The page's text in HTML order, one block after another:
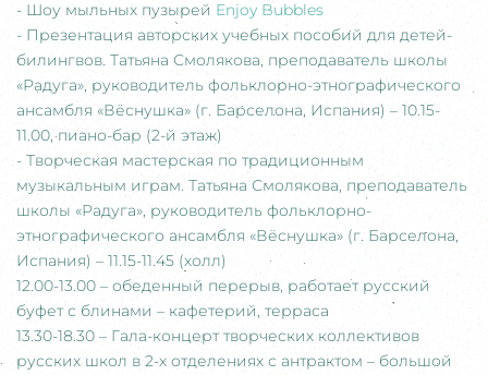
- Шоу мыльных пузырей Enjoy Bubbles
- Презентация авторских учебных пособий для детей-
билингвов. Татьяна Смолякова, преподаватель школы
«Радуга», руководитель фольклорно-этнографического
ансамбля «Вёснушка» (г. Барселона, Испания) – 10.15-
11.00, пиано-бар (2-й этаж)
- Творческая мастерская по традиционным
музыкальным играм. Татьяна Смолякова, преподаватель
школы «Радуга», руководитель фольклорно-
этнографического ансамбля «Вёснушка» (г. Барселона,
Испания) – 11.15-11.45 (холл)
12.00-13.00 – обеденный перерыв, работает русский
буфет с блинами – кафетерий, терраса
13.30-18.30 – Гала-концерт творческих коллективов
русских школ в 2-х отделениях с антрактом – большой